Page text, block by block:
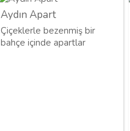
Aydın Apart
Çiçeklerle bezenmiş bir
bahçe içinde apartlar